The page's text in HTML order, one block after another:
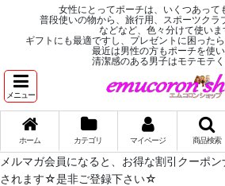
女性にとってポーチは、いくつあって
普段使いの物から、旅行用、スポーツクラ
などなど、色々分けて使いま
ギフトにも最適ですし、プレゼントに困った
最近は男性の方もポーチを使
清潔感のある男子はモテモテ
メニュー
ホーム カテゴリ マイページ 商品検索
メルマガ会員になると、お得な割引クーポ
されます☆是非ご登録下さい☆